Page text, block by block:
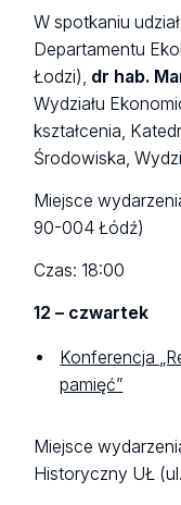
W spotkaniu
Departamentu
Łodzi), dr hab.
Wydziału
kształcenia,
Środowiska,
Miejsce
90-004 Łódź)
Czas: 18:00
12 – czwartek
Konferencja
pamięć”
Miejsce
Historyczny UŁ